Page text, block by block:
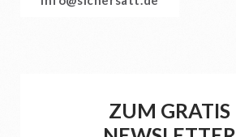
ZUM GRATIS